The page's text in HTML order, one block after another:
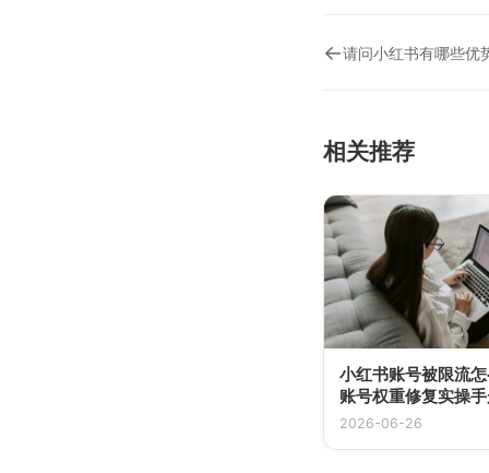
←请问小红书有哪些优
相关推荐
小红书账号被限流
账号权重修复实操
2026-06-26